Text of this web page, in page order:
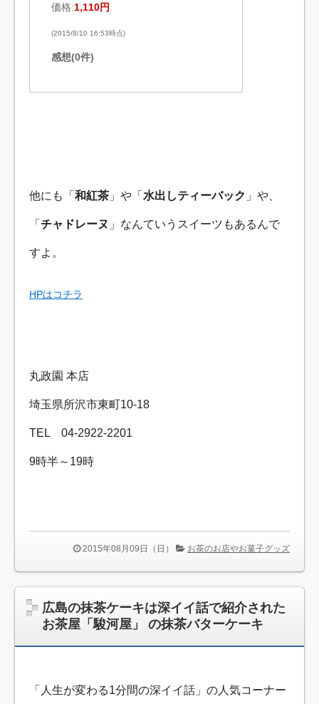
価格:1,110円
(2015/8/10 16:53時点)
感想(0件)
他にも「 和紅茶 」や「 水出しティーバック 」や、
「 チャドレーヌ 」なんていうスイーツもあるんで
すよ。
HPはコチラ
丸政園 本店
埼玉県所沢市東町10-18
TEL 04-2922-2201
9時半～19時
2015年08月09日（日） お茶のお店やお菓子グッズ
広島の抹茶ケーキは深イイ話で紹介された
お茶屋「駿河屋」 の抹茶バターケーキ
「人生が変わる1分間の深イイ話」の人気コーナー